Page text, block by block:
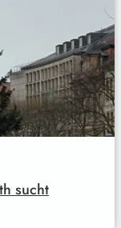
sucht